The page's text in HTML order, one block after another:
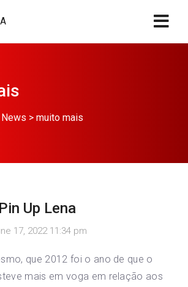
News > muito mais
Up Lena
17, 2022 11:34 pm
que 2012 foi o ano de que o
mais em voga em relação aos